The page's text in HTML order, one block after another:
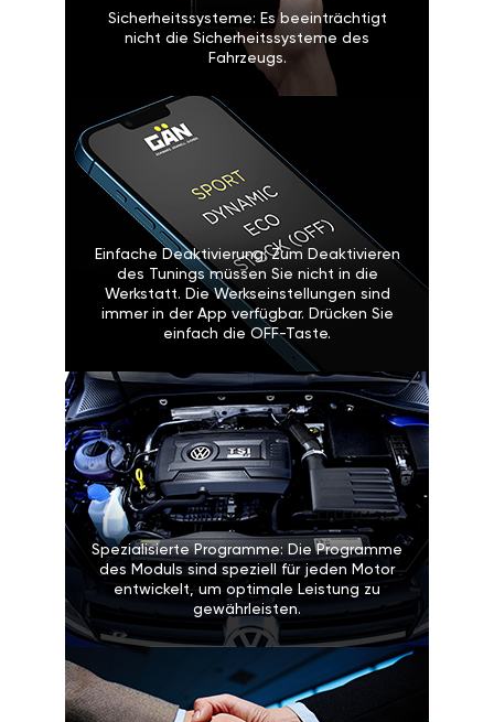
Sicherheitssysteme: Es beeinträchtigt
nicht die Sicherheitssysteme des
Fahrzeugs.
Einfache Deaktivierung: Zum Deaktivieren
des Tunings müssen Sie nicht in die
Werkstatt. Die Werkseinstellungen sind
immer in der App verfügbar. Drücken Sie
einfach die OFF-Taste.
Spezialisierte Programme: Die Programme
des Moduls sind speziell für jeden Motor
entwickelt, um optimale Leistung zu
gewährleisten.